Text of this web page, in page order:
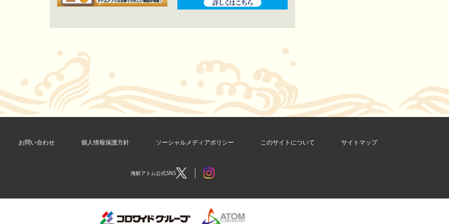
お問い合わせ 個人情報保護方針 ソーシャルメディアポリシー このサイトについて サイトマップ
海鮮アトム公式SNS